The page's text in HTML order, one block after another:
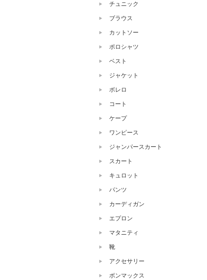
チュニック
ブラウス
カットソー
ポロシャツ
ベスト
ジャケット
ボレロ
コート
ケープ
ワンピース
ジャンパースカート
スカート
キュロット
パンツ
カーディガン
エプロン
マタニティ
靴
アクセサリー
ボンマックス